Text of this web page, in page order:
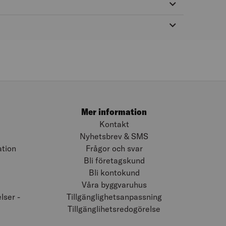
-
Mer information
Kontakt
Nyhetsbrev & SMS
Frågor och svar
Bli företagskund
Bli kontokund
Våra byggvaruhus
Tillgänglighetsanpassning
Tillgänglihetsredogörelse